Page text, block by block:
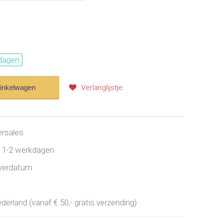
Verlanglijstje
2 werkdagen
(vanaf € 50,- gratis verzending)